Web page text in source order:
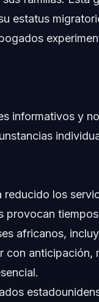
de Visa
Inmigrantes en
desde África
con Asuntos de
estatus
informativos y
los
africanos,
con anticipación,